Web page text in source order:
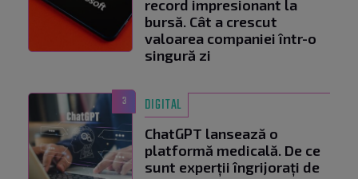
record impresionant la
bursă. Cât a crescut
valoarea companiei într-o
singură zi
3 DIGITAL
ChatGPT lansează o
platformă medicală. De ce
sunt experții îngrijorați de